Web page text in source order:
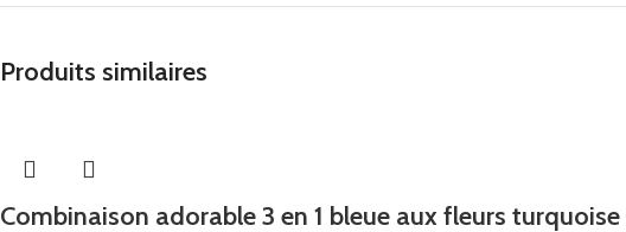
Produits similaires
Combinaison adorable 3 en 1 bleue aux fleurs